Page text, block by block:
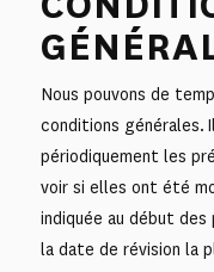
Nous pouvons de
conditions générales.
périodiquement les
voir si elles ont été
indiquée au début
la date de révision la